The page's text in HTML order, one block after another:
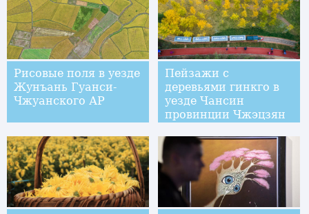
Рисовые поля в уезде
Жунъань Гуанси-
Чжуанского АР
Пейзажи с
деревьями гинкго в
уезде Чансин
провинции Чжэцзян